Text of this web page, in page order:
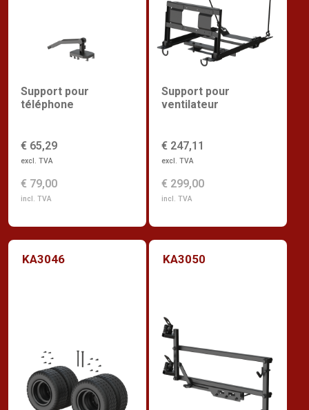
Support pour
téléphone
€ 65,29
excl. TVA
€ 79,00
incl. TVA
Support pour
ventilateur
€ 247,11
excl. TVA
€ 299,00
incl. TVA
KA3046 KA3050